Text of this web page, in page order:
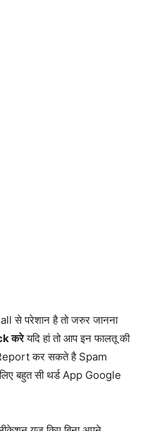
से परेशान है तो जरुर जानना
करेयदि हां तो आप इन फालतू की
कर सकते है Spam
बहुत सी थर्ड App Google